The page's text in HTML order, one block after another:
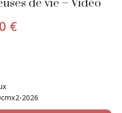
de vie – Vidéo
€
2026